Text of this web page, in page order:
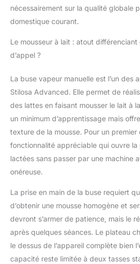
nécessairement sur la qualité globale
domestique courant.
Le mousseur à lait : atout
d’appel ?
La buse vapeur manuelle est l’un des
Stilosa Advanced. Elle permet de
des lattes en faisant mousser le lait à
un minimum d’apprentissage mais
texture de la mousse. Pour un premier
fonctionnalité appréciable qui ouvre la
lactées sans passer par une machine
onéreuse.
La prise en main de la buse requiert
d’obtenir une mousse homogène et
devront s’armer de patience, mais le
après quelques séances. Le plateau
le dessus de l’appareil complète bien
capacité reste limitée à deux tasses